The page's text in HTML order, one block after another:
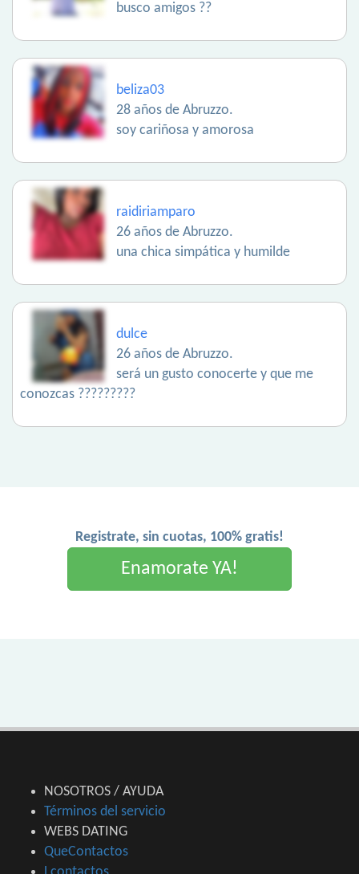
busco amigos ??
beliza03
28 años de Abruzzo.
soy cariñosa y amorosa
raidiriamparo
26 años de Abruzzo.
una chica simpática y humilde
dulce
26 años de Abruzzo.
será un gusto conocerte y que me
conozcas ?????????
Registrate, sin cuotas, 100% gratis!
Enamorate YA!
NOSOTROS / AYUDA
Términos del servicio
WEBS DATING
QueContactos